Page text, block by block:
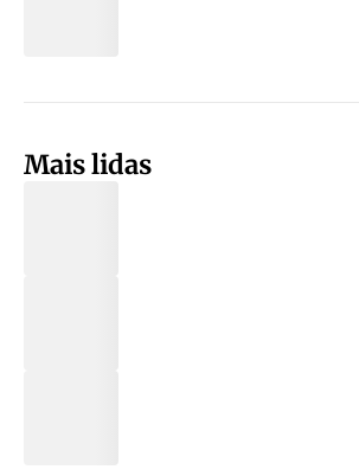
Mais lidas